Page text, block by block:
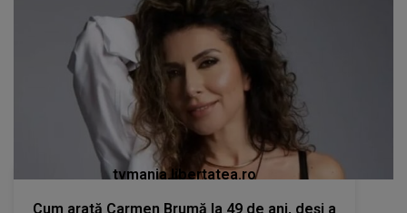
tvmania.libertatea.ro
Cum arată Carmen Brumă la 49 de ani, deși a